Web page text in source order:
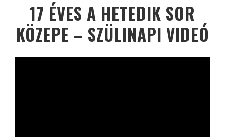
17 ÉVES A HETEDIK SOR
KÖZEPE – SZÜLINAPI VIDEÓ